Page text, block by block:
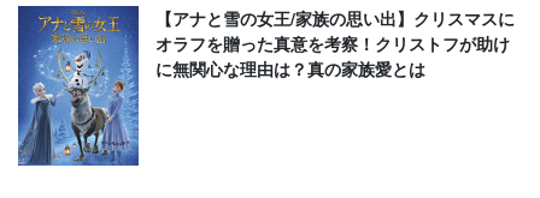
【アナと雪の女王/家族の思い出】クリスマスに
オラフを贈った真意を考察！クリストフが助け
に無関心な理由は？真の家族愛とは